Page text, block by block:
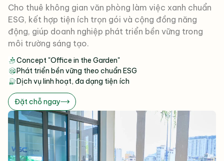
Cho thuê không gian văn phòng làm việc xanh chuẩn
ESG, kết hợp tiện ích trọn gói và cộng đồng năng
động, giúp doanh nghiệp phát triển bền vững trong
môi trường sáng tạo.
Concept "Office in the Garden"
Phát triển bền vững theo chuẩn ESG
Dịch vụ linh hoạt, đa dạng tiện ích
Đặt chỗ ngay